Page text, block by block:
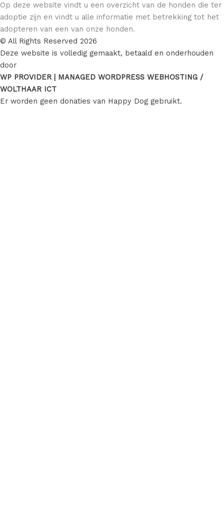
Op deze website vindt u een overzicht van de honden die ter
adoptie zijn en vindt u alle informatie met betrekking tot het
adopteren van een van onze honden.
© All Rights Reserved 2026
Deze website is volledig gemaakt, betaald en onderhouden
door
WP PROVIDER | MANAGED WORDPRESS WEBHOSTING /
WOLTHAAR ICT
Er worden geen donaties van Happy Dog gebruikt.